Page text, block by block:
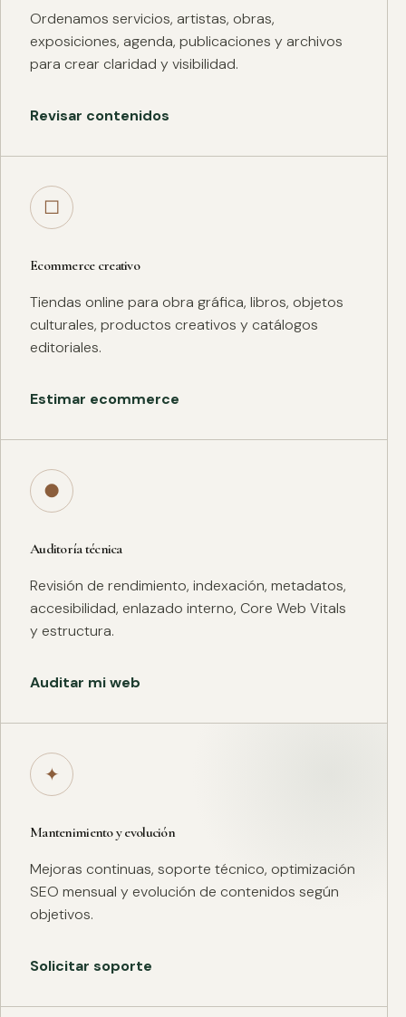
Ordenamos servicios, artistas, obras,
exposiciones, agenda, publicaciones y archivos
para crear claridad y visibilidad.
Revisar contenidos
□
Ecommerce creativo
Tiendas online para obra gráfica, libros, objetos
culturales, productos creativos y catálogos
editoriales.
Estimar ecommerce
●
Auditoría técnica
Revisión de rendimiento, indexación, metadatos,
accesibilidad, enlazado interno, Core Web Vitals
y estructura.
Auditar mi web
✦
Mantenimiento y evolución
Mejoras continuas, soporte técnico, optimización
SEO mensual y evolución de contenidos según
objetivos.
Solicitar soporte